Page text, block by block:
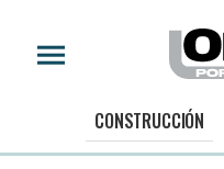
CONSTRUCCIÓN